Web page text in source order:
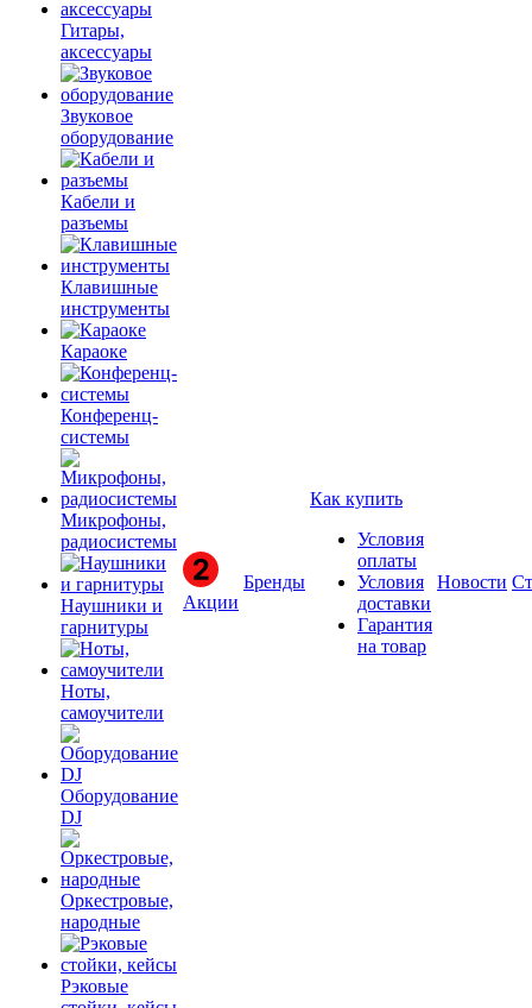
Гитары,
аксессуары
Звуковое
оборудование
Кабели и
разъемы
Клавишные
инструменты
Караоке
Конференц-
системы
Микрофоны,
радиосистемы
Наушники и
гарнитуры
Ноты,
самоучители
Оборудование
DJ
Оркестровые,
народные
Рэковые
Акции
Бренды
Как купить
Условия
оплаты
Условия
доставки
Гарантия
на товар
Новости